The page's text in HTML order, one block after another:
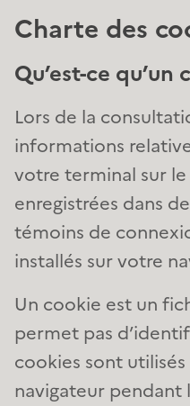
Charte des
Qu’est-ce qu’un
Lors de la
informations
votre terminal sur
enregistrées dans
témoins de
installés sur votre
Un cookie est un
permet pas
cookies sont
navigateur pendant